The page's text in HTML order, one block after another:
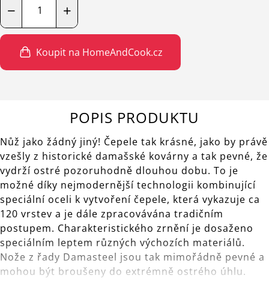
+
−
Koupit na HomeAndCook.cz
POPIS PRODUKTU
Nůž jako žádný jiný! Čepele tak krásné, jako by právě
vzešly z historické damašské kovárny a tak pevné, že
vydrží ostré pozoruhodně dlouhou dobu. To je
možné díky nejmodernější technologii kombinující
speciální oceli k vytvoření čepele, která vykazuje ca
120 vrstev a je dále zpracovávána tradičním
postupem. Charakteristického zrnění je dosaženo
speciálním leptem různých výchozích materiálů.
Nože z řady Damasteel jsou tak mimořádně pevné a
mohou být broušeny do extrémně ostrého úhlu.